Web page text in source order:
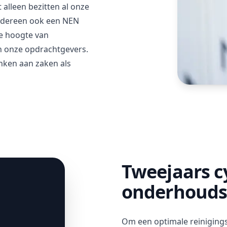
alleen bezitten al onze
ook een NEN
hoogte van
opdrachtgevers.
aan zaken als
Tweejaars
Om een optimale